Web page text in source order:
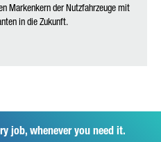
Markenkern der Nutzfahrzeuge mit
in die Zukunft.
job, whenever you need it.